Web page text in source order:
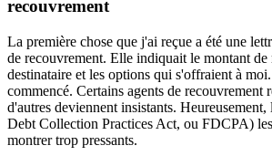
recouvrement
La première chose que j'ai reçue a été une
de recouvrement. Elle indiquait le montant de
destinataire et les options qui s'offraient à
commencé. Certains agents de recouvrement
d'autres deviennent insistants.
Debt Collection Practices Act, ou FDCPA)
montrer trop pressants.